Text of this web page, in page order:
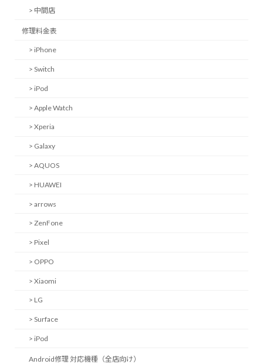
> 中間店
修理料金表
> iPhone
> Switch
> iPod
> Apple Watch
> Xperia
> Galaxy
> AQUOS
> HUAWEI
> arrows
> ZenFone
> Pixel
> OPPO
> Xiaomi
> LG
> Surface
> iPod
Android修理 対応機種（全店向け）